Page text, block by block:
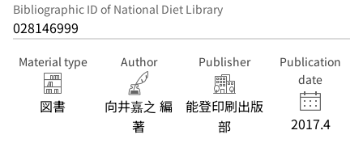
Bibliographic ID of National Diet Library
028146999
Material type
図書
Author
向井嘉之 編
著
Publisher
能登印刷出版
部
Publication
date
2017.4